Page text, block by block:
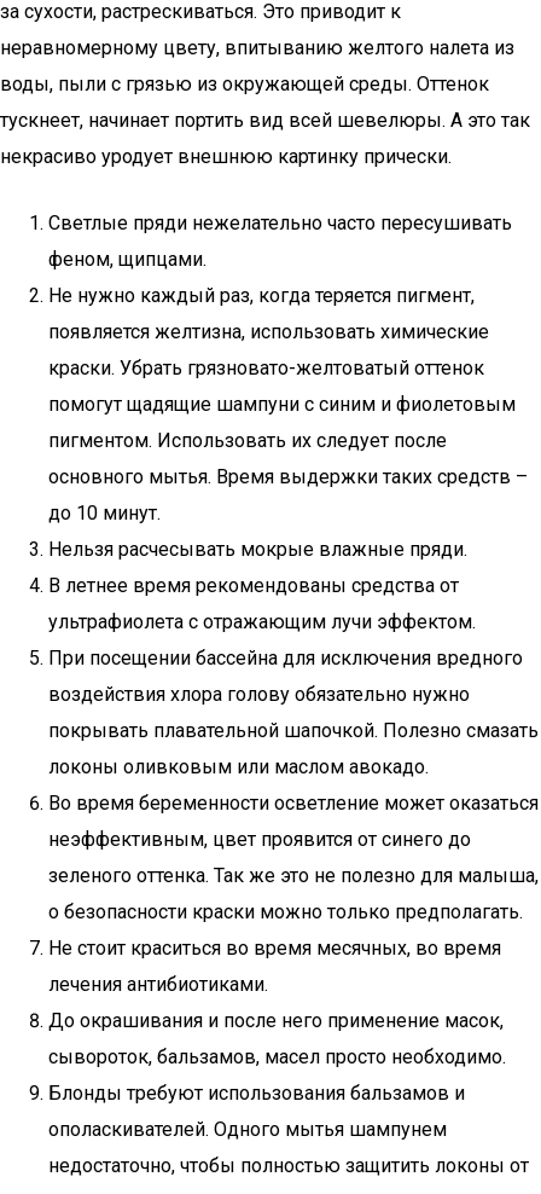
за сухости, растрескиваться. Это приводит к
неравномерному цвету, впитыванию желтого налета из
воды, пыли с грязью из окружающей среды. Оттенок
тускнеет, начинает портить вид всей шевелюры. А это так
некрасиво уродует внешнюю картинку прически.
Светлые пряди нежелательно часто пересушивать
феном, щипцами.
Не нужно каждый раз, когда теряется пигмент,
появляется желтизна, использовать химические
краски. Убрать грязновато-желтоватый оттенок
помогут щадящие шампуни с синим и фиолетовым
пигментом. Использовать их следует после
основного мытья. Время выдержки таких средств –
до 10 минут.
Нельзя расчесывать мокрые влажные пряди.
В летнее время рекомендованы средства от
ультрафиолета с отражающим лучи эффектом.
При посещении бассейна для исключения вредного
воздействия хлора голову обязательно нужно
покрывать плавательной шапочкой. Полезно смазать
локоны оливковым или маслом авокадо.
Во время беременности осветление может оказаться
неэффективным, цвет проявится от синего до
зеленого оттенка. Так же это не полезно для малыша,
о безопасности краски можно только предполагать.
Не стоит краситься во время месячных, во время
лечения антибиотиками.
До окрашивания и после него применение масок,
сывороток, бальзамов, масел просто необходимо.
Блонды требуют использования бальзамов и
ополаскивателей. Одного мытья шампунем
недостаточно, чтобы полностью защитить локоны от